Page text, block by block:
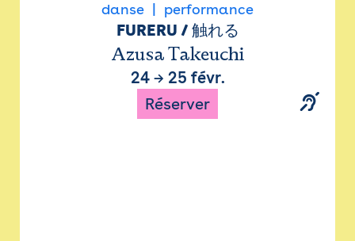
danse performance
FURERU / 触れる
Azusa Takeuchi
24→ 25 févr.
Réserver